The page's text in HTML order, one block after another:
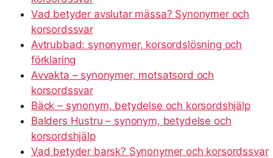
Vad betyder avslutar mässa? Synonymer och
korsordssvar
Avtrubbad: synonymer, korsordslösning och
förklaring
Avvakta – synonymer, motsatsord och
korsordssvar
Bäck – synonym, betydelse och korsordshjälp
Balders Hustru – synonym, betydelse och
korsordshjälp
Vad betyder barsk? Synonymer och korsordssvar